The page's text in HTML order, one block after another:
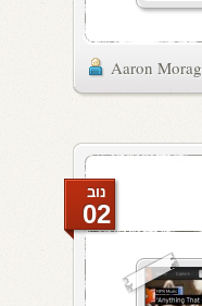
Aaron Morag
נוב
02